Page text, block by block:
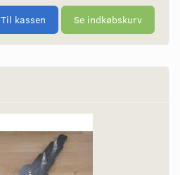
Til kassen Se indkøbskurv